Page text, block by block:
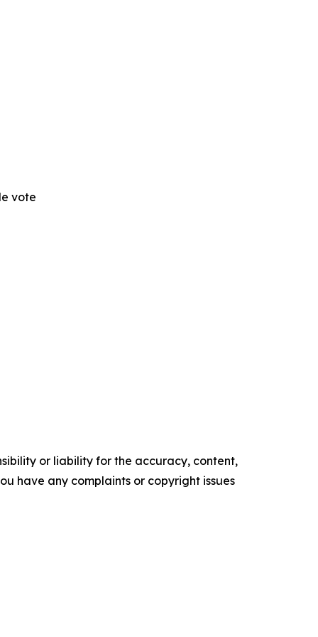
vote
or liability for the accuracy, content,
have any complaints or copyright issues